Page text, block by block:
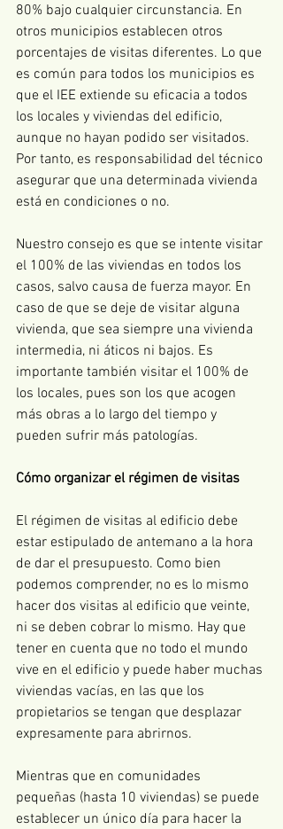
80% bajo cualquier circunstancia. En
otros municipios establecen otros
porcentajes de visitas diferentes. Lo que
es común para todos los municipios es
que el IEE extiende su eficacia a todos
los locales y viviendas del edificio,
aunque no hayan podido ser visitados.
Por tanto, es responsabilidad del técnico
asegurar que una determinada vivienda
está en condiciones o no.
Nuestro consejo es que se intente visitar
el 100% de las viviendas en todos los
casos, salvo causa de fuerza mayor. En
caso de que se deje de visitar alguna
vivienda, que sea siempre una vivienda
intermedia, ni áticos ni bajos. Es
importante también visitar el 100% de
los locales, pues son los que acogen
más obras a lo largo del tiempo y
pueden sufrir más patologías.
Cómo organizar el régimen de visitas
El régimen de visitas al edificio debe
estar estipulado de antemano a la hora
de dar el presupuesto. Como bien
podemos comprender, no es lo mismo
hacer dos visitas al edificio que veinte,
ni se deben cobrar lo mismo. Hay que
tener en cuenta que no todo el mundo
vive en el edificio y puede haber muchas
viviendas vacías, en las que los
propietarios se tengan que desplazar
expresamente para abrirnos.
Mientras que en comunidades
pequeñas (hasta 10 viviendas) se puede
establecer un único día para hacer la